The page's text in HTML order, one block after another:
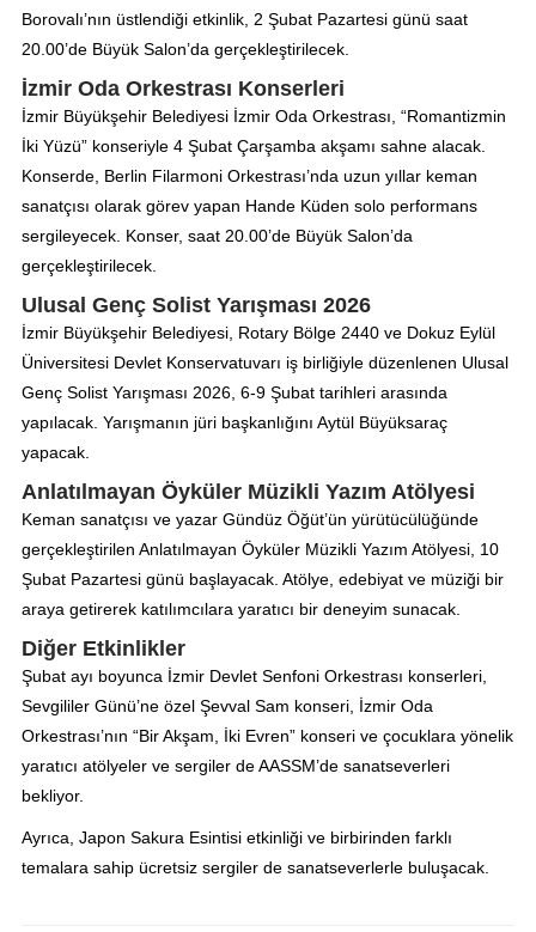
Borovalı’nın üstlendiği etkinlik, 2 Şubat Pazartesi günü saat
20.00’de Büyük Salon’da gerçekleştirilecek.
İzmir Oda Orkestrası Konserleri
İzmir Büyükşehir Belediyesi İzmir Oda Orkestrası, “Romantizmin
İki Yüzü” konseriyle 4 Şubat Çarşamba akşamı sahne alacak.
Konserde, Berlin Filarmoni Orkestrası’nda uzun yıllar keman
sanatçısı olarak görev yapan Hande Küden solo performans
sergileyecek. Konser, saat 20.00’de Büyük Salon’da
gerçekleştirilecek.
Ulusal Genç Solist Yarışması 2026
İzmir Büyükşehir Belediyesi, Rotary Bölge 2440 ve Dokuz Eylül
Üniversitesi Devlet Konservatuvarı iş birliğiyle düzenlenen Ulusal
Genç Solist Yarışması 2026, 6-9 Şubat tarihleri arasında
yapılacak. Yarışmanın jüri başkanlığını Aytül Büyüksaraç
yapacak.
Anlatılmayan Öyküler Müzikli Yazım Atölyesi
Keman sanatçısı ve yazar Gündüz Öğüt’ün yürütücülüğünde
gerçekleştirilen Anlatılmayan Öyküler Müzikli Yazım Atölyesi, 10
Şubat Pazartesi günü başlayacak. Atölye, edebiyat ve müziği bir
araya getirerek katılımcılara yaratıcı bir deneyim sunacak.
Diğer Etkinlikler
Şubat ayı boyunca İzmir Devlet Senfoni Orkestrası konserleri,
Sevgililer Günü’ne özel Şevval Sam konseri, İzmir Oda
Orkestrası’nın “Bir Akşam, İki Evren” konseri ve çocuklara yönelik
yaratıcı atölyeler ve sergiler de AASSM’de sanatseverleri
bekliyor.
Ayrıca, Japon Sakura Esintisi etkinliği ve birbirinden farklı
temalara sahip ücretsiz sergiler de sanatseverlerle buluşacak.